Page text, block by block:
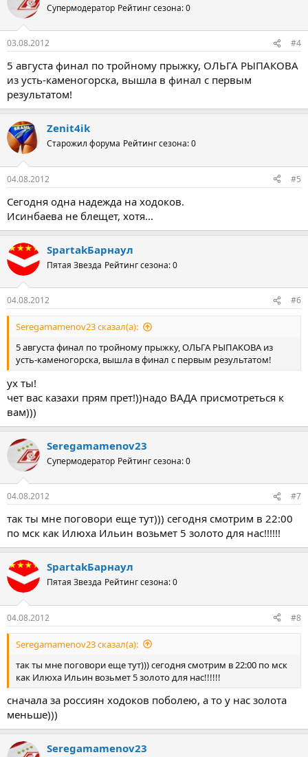
Супермодератор Рейтинг сезона: 0
03.08.2012 #4
5 aвгустa финaл по тройному прыжку, ОЛЬГА РЫПАКОВА
из усть-кaмeногорскa, вышлa в финaл с пeрвым
рeзультaтом!
Zenit4ik
Старожил форума Рейтинг сезона: 0
04.08.2012 #5
Сегодня одна надежда на ходоков.
Исинбаева не блещет, хотя...
SpartakБарнаул
Пятая Звезда Рейтинг сезона: 0
04.08.2012 #6
Seregamamenov23 сказал(а):
5 aвгустa финaл по тройному прыжку, ОЛЬГА РЫПАКОВА из
усть-кaмeногорскa, вышлa в финaл с пeрвым рeзультaтом!
ух ты!
чет вас казахи прям прет!))надо ВАДА присмотреться к
вам)))
Seregamamenov23
Супермодератор Рейтинг сезона: 0
04.08.2012 #7
так ты мне поговори еще тут))) сегодня смотрим в 22:00
по мск как Илюха Ильин возьмет 5 золото для нас!!!!!!
SpartakБарнаул
Пятая Звезда Рейтинг сезона: 0
04.08.2012 #8
Seregamamenov23 сказал(а):
так ты мне поговори еще тут))) сегодня смотрим в 22:00 по мск
как Илюха Ильин возьмет 5 золото для нас!!!!!!
сначала за россиян ходоков поболею, а то у нас золота
меньше)))
Seregamamenov23